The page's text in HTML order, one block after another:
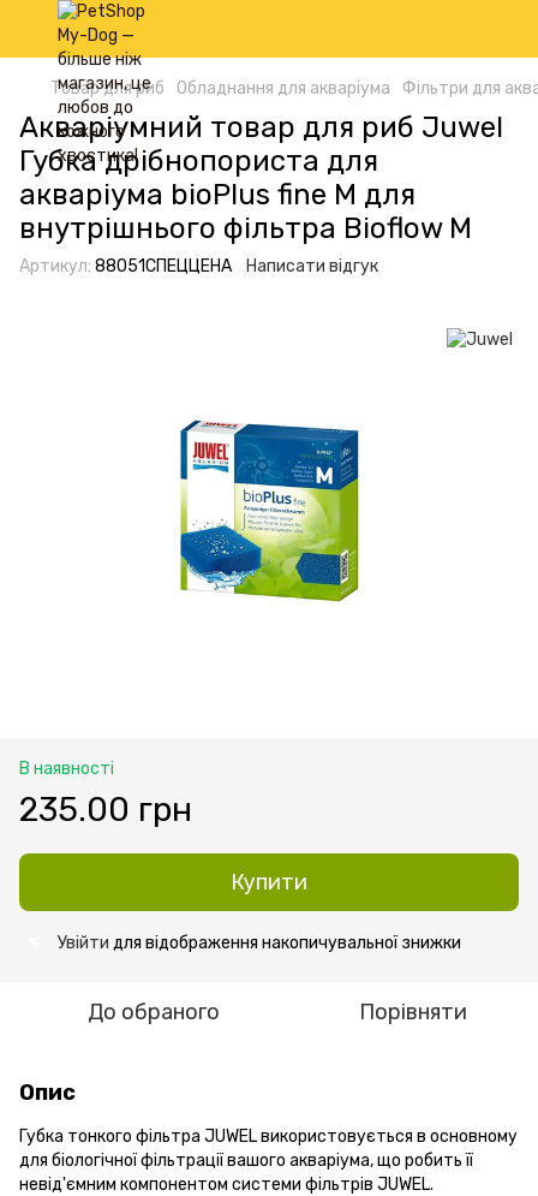
Товар для риб Обладнання для акваріума Фільтри для
Акваріумний товар для риб Juwel
Губка дрібнопориста для
акваріума bioPlus fine M для
внутрішнього фільтра Bioflow M
Артикул: 88051СПЕЦЦЕНА Написати відгук
В наявності
235.00 грн
Купити
Увійти для відображення накопичувальної знижки
До обраного Порівняти
Опис
Губка тонкого фільтра JUWEL використовується в основному
для біологічної фільтрації вашого акваріума, що робить її
невід'ємним компонентом системи фільтрів JUWEL.